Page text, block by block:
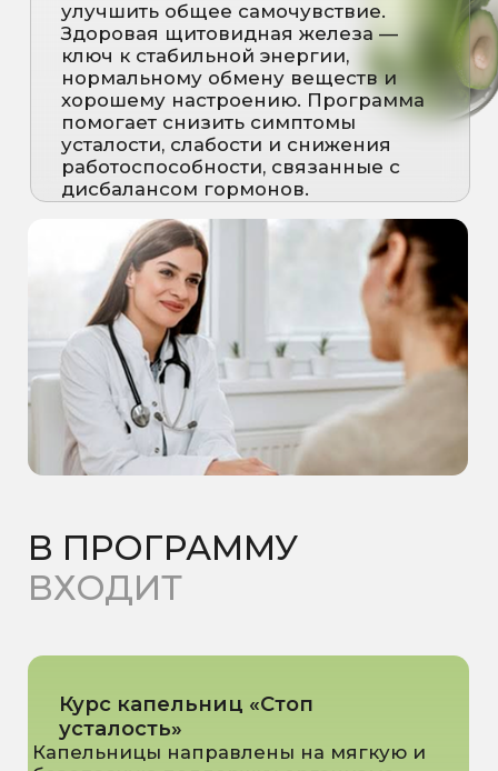
ПРОГРАММУ
ВХОДИТ
Курс капельниц «Стоп
усталость»
Капельницы направлены на мягкую и
безопасную поддержку организма
при снижении энергии и симптомах
Стимулируют работу
щитовидной железы и обмен
веществ;
Повышают уровень энергии и
жизненный тонус;
Нормализуют работу нервной
системы и снимают стресс;
Укрепляют иммунитет и
поддерживают работу
внутренних органов;
Снижают хроническую
При низком уровне энергии,
усталости и апатии;
«Стоп усталость»:
При нарушениях работы
Тем, кто хочет повысить
Для профилактики дисбаланса
гормонов и связанных с этим